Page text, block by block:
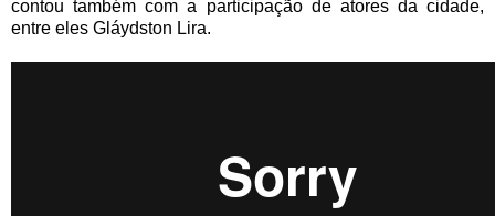
contou também com a participação de atores da cidade,
entre eles Gláydston Lira.